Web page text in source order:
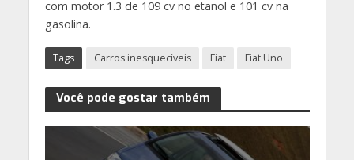
com motor 1.3 de 109 cv no etanol e 101 cv na
gasolina.
Tags Carros inesquecíveis Fiat Fiat Uno
Você pode gostar também